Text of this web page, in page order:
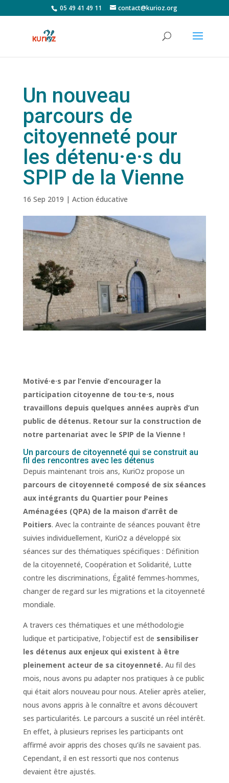
05 49 41 49 11 contact@kurioz.org
Un nouveau
parcours de
citoyenneté pour
les détenu·e·s du
SPIP de la Vienne
16 Sep 2019 | Action éducative
Motivé·e·s par l’envie d’encourager la
participation citoyenne de tou·te·s, nous
travaillons depuis quelques années auprès d’un
public de détenus. Retour sur la construction de
notre partenariat avec le SPIP de la Vienne !
Un parcours de citoyenneté qui se construit au
fil des rencontres avec les détenus
Depuis maintenant trois ans, KuriOz propose un
parcours de citoyenneté composé de six séances
aux intégrants du Quartier pour Peines
Aménagées (QPA) de la maison d’arrêt de
Poitiers. Avec la contrainte de séances pouvant être
suivies individuellement, KuriOz a développé six
séances sur des thématiques spécifiques : Définition
de la citoyenneté, Coopération et Solidarité, Lutte
contre les discriminations, Égalité femmes-hommes,
changer de regard sur les migrations et la citoyenneté
mondiale.
A travers ces thématiques et une méthodologie
ludique et participative, l’objectif est de sensibiliser
les détenus aux enjeux qui existent à être
pleinement acteur de sa citoyenneté. Au fil des
mois, nous avons pu adapter nos pratiques à ce public
qui était alors nouveau pour nous. Atelier après atelier,
nous avons appris à le connaître et avons découvert
ses particularités. Le parcours a suscité un réel intérêt.
En effet, à plusieurs reprises les participants ont
affirmé avoir appris des choses qu’ils ne savaient pas.
Cependant, il en est ressorti que nos contenus
devaient être ajustés.